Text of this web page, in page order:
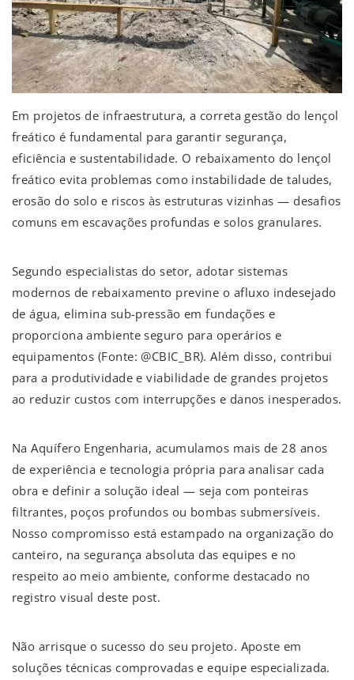
Em projetos de infraestrutura, a correta gestão do lençol
freático é fundamental para garantir segurança,
eficiência e sustentabilidade. O rebaixamento do lençol
freático evita problemas como instabilidade de taludes,
erosão do solo e riscos às estruturas vizinhas — desafios
comuns em escavações profundas e solos granulares.
Segundo especialistas do setor, adotar sistemas
modernos de rebaixamento previne o afluxo indesejado
de água, elimina sub-pressão em fundações e
proporciona ambiente seguro para operários e
equipamentos (Fonte: @CBIC_BR). Além disso, contribui
para a produtividade e viabilidade de grandes projetos
ao reduzir custos com interrupções e danos inesperados.
Na Aquífero Engenharia, acumulamos mais de 28 anos
de experiência e tecnologia própria para analisar cada
obra e definir a solução ideal — seja com ponteiras
filtrantes, poços profundos ou bombas submersíveis.
Nosso compromisso está estampado na organização do
canteiro, na segurança absoluta das equipes e no
respeito ao meio ambiente, conforme destacado no
registro visual deste post.
Não arrisque o sucesso do seu projeto. Aposte em
soluções técnicas comprovadas e equipe especializada.